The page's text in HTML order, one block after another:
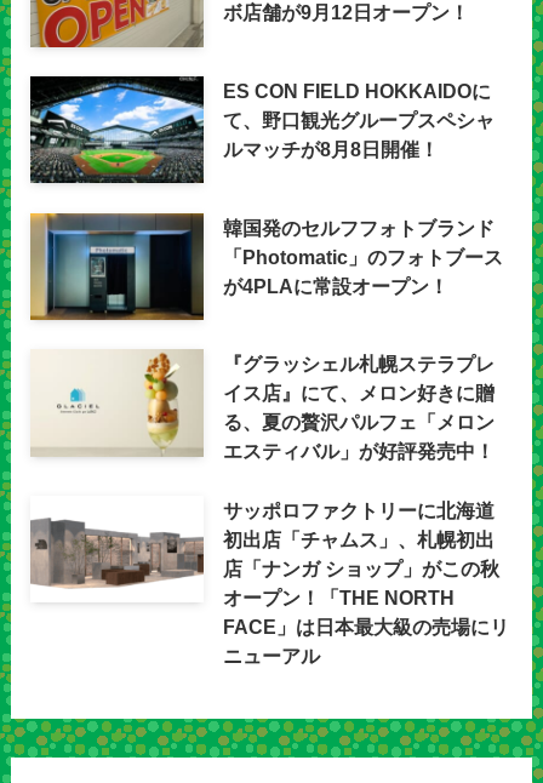
ボ店舗が9月12日オープン！
ES CON FIELD HOKKAIDOに
て、野口観光グループスペシャ
ルマッチが8月8日開催！
韓国発のセルフフォトブランド
「Photomatic」のフォトブース
が4PLAに常設オープン！
『グラッシェル札幌ステラプレ
イス店』にて、メロン好きに贈
る、夏の贅沢パルフェ「メロン
エスティバル」が好評発売中！
サッポロファクトリーに北海道
初出店「チャムス」、札幌初出
店「ナンガ ショップ」がこの秋
オープン！「THE NORTH
FACE」は日本最大級の売場にリ
ニューアル